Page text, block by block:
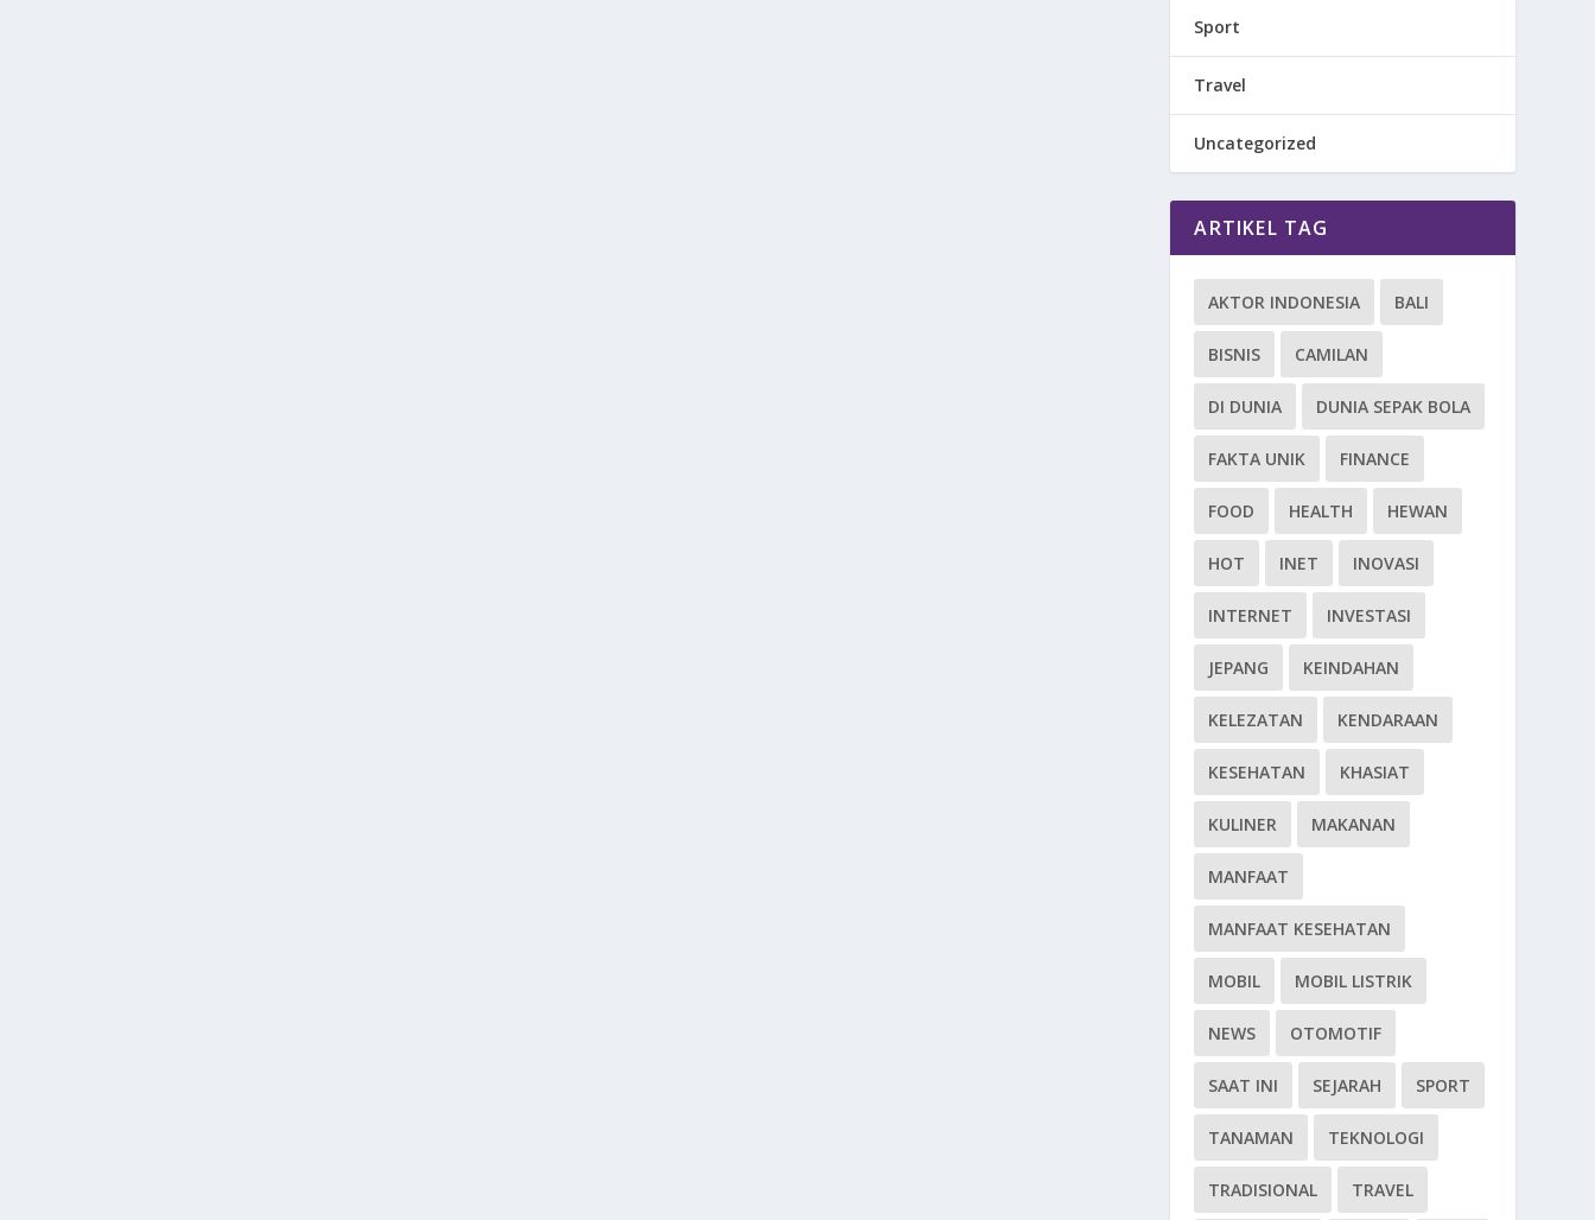
Sport
Travel
Uncategorized
ARTIKEL TAG
AKTOR INDONESIA BALI
BISNIS CAMILAN
DI DUNIA DUNIA SEPAK BOLA
FAKTA UNIK FINANCE
FOOD HEALTH HEWAN
HOT INET INOVASI
INTERNET INVESTASI
JEPANG KEINDAHAN
KELEZATAN KENDARAAN
KESEHATAN KHASIAT
KULINER MAKANAN
MANFAAT
MANFAAT KESEHATAN
MOBIL MOBIL LISTRIK
NEWS OTOMOTIF
SAAT INI SEJARAH SPORT
TANAMAN TEKNOLOGI
TRADISIONAL TRAVEL